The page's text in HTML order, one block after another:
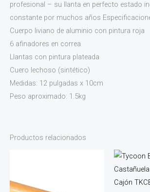
profesional – su llanta en perfecto estado
constante por muchos años
Cuerpo liviano de aluminio con pintura roja
6 afinadores en correa
Llantas con pintura plateada
Cuero lechoso (sintético)
Medidas: 12 pulgadas x 10cm
Peso aproximado: 1.5kg
Productos relacionados